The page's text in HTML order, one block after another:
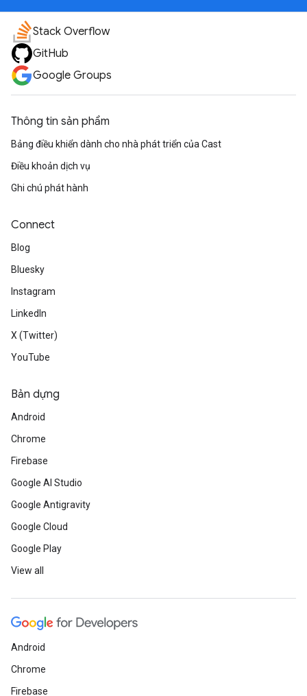
Stack Overflow
GitHub
Google Groups
Thông tin sản phẩm
Bảng điều khiển dành cho nhà phát triển của Cast
Điều khoản dịch vụ
Ghi chú phát hành
Connect
Blog
Bluesky
Instagram
LinkedIn
X (Twitter)
YouTube
Bản dựng
Android
Chrome
Firebase
Google AI Studio
Google Antigravity
Google Cloud
Google Play
View all
Android
Chrome
Firebase